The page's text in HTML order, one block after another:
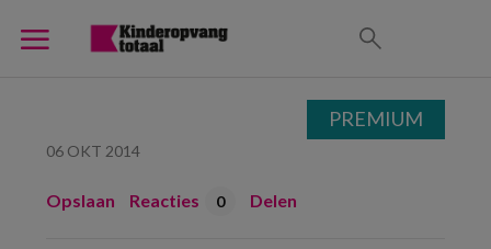
06 OKT 2014
Opslaan Reacties 0 Delen
PREMIUM